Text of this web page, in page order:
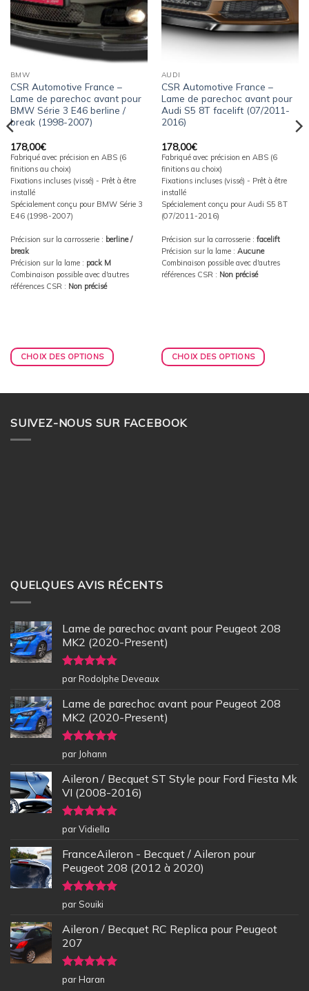
BMW
CSR Automotive France –
Lame de parechoc avant pour
BMW Série 3 E46 berline /
break (1998-2007)
178,00€
Fabriqué avec précision en ABS (6
finitions au choix)
Fixations incluses (vissé) - Prêt à être
installé
Spécialement conçu pour BMW Série 3
E46 (1998-2007)
Précision sur la carrosserie : berline /
break
Précision sur la lame : pack M
Combinaison possible avec d'autres
références CSR : Non précisé
CHOIX DES OPTIONS
AUDI
CSR Automotive France –
Lame de parechoc avant pour
Audi S5 8T facelift (07/2011-
2016)
178,00€
Fabriqué avec précision en ABS (6
finitions au choix)
Fixations incluses (vissé) - Prêt à être
installé
Spécialement conçu pour Audi S5 8T
(07/2011-2016)
Précision sur la carrosserie : facelift
Précision sur la lame : Aucune
Combinaison possible avec d'autres
références CSR : Non précisé
CHOIX DES OPTIONS
SUIVEZ-NOUS SUR FACEBOOK
QUELQUES AVIS RÉCENTS
Lame de parechoc avant pour Peugeot 208
MK2 (2020-Present)
Note5sur
5
par Rodolphe Deveaux
Lame de parechoc avant pour Peugeot 208
MK2 (2020-Present)
Note5sur
5
par Johann
Aileron / Becquet ST Style pour Ford Fiesta Mk
VI (2008-2016)
Note5sur
5
par Vidiella
FranceAileron - Becquet / Aileron pour
Peugeot 208 (2012 à 2020)
Note5sur
5
par Souiki
Aileron / Becquet RC Replica pour Peugeot
207
Note5sur
5
par Haran